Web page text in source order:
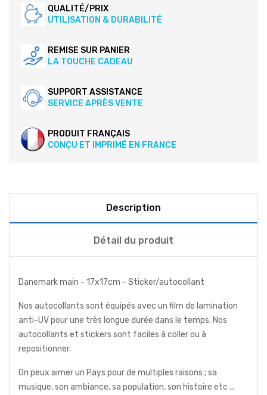
QUALITÉ/PRIX
UTILISATION & DURABILITÉ
REMISE SUR PANIER
LA TOUCHE CADEAU
SUPPORT ASSISTANCE
SERVICE APRÈS VENTE
PRODUIT FRANÇAIS
CONÇU ET IMPRIMÉ EN FRANCE
Description
Détail du produit
Danemark main - 17x17cm - Sticker/autocollant
Nos autocollants sont équipés avec un film de lamination
anti-UV pour une très longue durée dans le temps. Nos
autocollants et stickers sont faciles à coller ou à
repositionner.
On peux aimer un Pays pour de multiples raisons ; sa
musique, son ambiance, sa population, son histoire etc ...